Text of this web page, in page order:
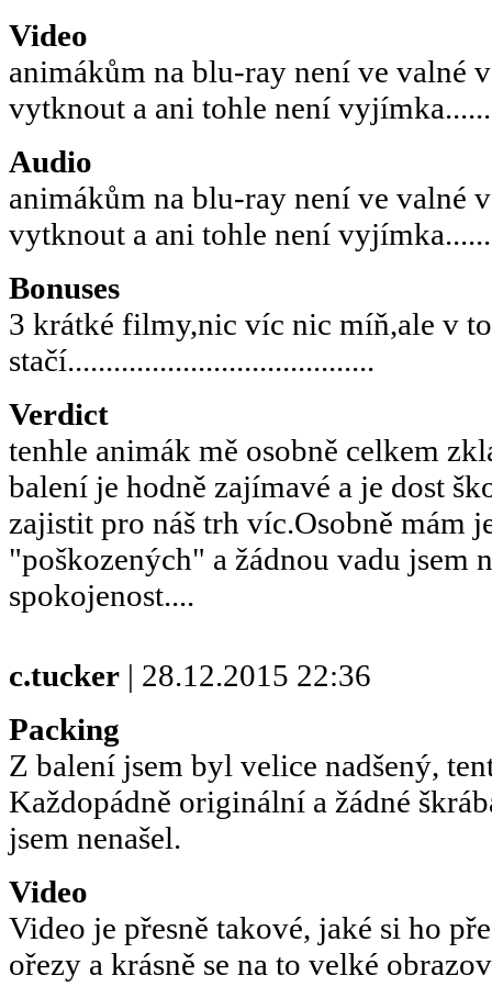
Video
animákům na blu-ray není ve valné
vytknout a ani tohle není
Audio
animákům na blu-ray není ve valné
vytknout a ani tohle není
Bonuses
3 krátké filmy,nic víc nic míň,ale v
stačí........................................
Verdict
tenhle animák mě osobně celkem
balení je hodně zajímavé a je dost
zajistit pro náš trh víc.Osobně mám
"poškozených" a žádnou vadu jsem
spokojenost....
c.tucker | 28.12.2015 22:36
Packing
Z balení jsem byl velice nadšený,
Každopádně originální a žádné
jsem nenašel.
Video
Video je přesně takové, jaké si ho
ořezy a krásně se na to velké